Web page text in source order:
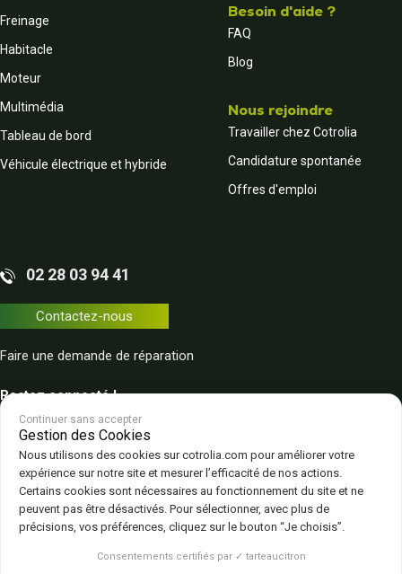
Freinage
Habitacle
Moteur
Multimédia
Tableau de bord
Véhicule électrique et hybride
Besoin d'aide ?
FAQ
Blog
Nous rejoindre
Travailler chez Cotrolia
Candidature spontanée
Offres d'emploi
02 28 03 94 41
Contactez-nous
Faire une demande de réparation
Restez connecté !
Plan du site Politique de confidentialité Mentions légales
Gestion des cookies
Continuer sans accepter
Gestion des Cookies
Nous utilisons des cookies sur cotrolia.com pour améliorer votre
expérience sur notre site et mesurer l’efficacité de nos actions.
Certains cookies sont nécessaires au fonctionnement du site et ne
peuvent pas être désactivés. Pour sélectionner, avec plus de
précisions, vos préférences, cliquez sur le bouton “Je choisis”.
Consentements certifiés par ✓ tarteaucitron